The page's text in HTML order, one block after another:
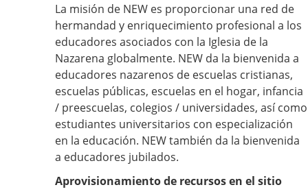
La misión de NEW es proporcionar una red de
hermandad y enriquecimiento profesional a los
educadores asociados con la Iglesia de la
Nazarena globalmente. NEW da la bienvenida a
educadores nazarenos de escuelas cristianas,
escuelas públicas, escuelas en el hogar, infancia
/ preescuelas, colegios / universidades, así como
estudiantes universitarios con especialización
en la educación. NEW también da la bienvenida
a educadores jubilados.
Aprovisionamiento de recursos en el sitio